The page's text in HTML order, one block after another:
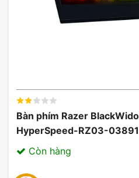
mang lại cảm giác cầm
tình trạng mỏi tay khi sử
Bề mặt chuột được làm từ
thuận lợi cho việc di
gây khó chịu cho người
Bàn phím Razer
HyperSpeed-RZ03-
Hãng, Đẳng Cấp Không
Còn hàng